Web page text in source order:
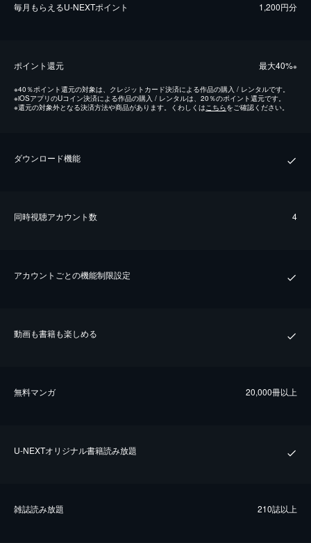
毎⽉もらえるU-NEXTポイント 1,200円分
ポイント還元 最⼤40%※
※40％ポイント還元の対象は、クレジットカード決済による作品の購入 / レンタルです。
※iOSアプリのUコイン決済による作品の購入 / レンタルは、20％のポイント還元です。
※還元の対象外となる決済方法や商品があります。くわしくはこちらをご確認ください。
ダウンロード機能
同時視聴アカウント数 4
アカウントごとの機能制限設定
動画も書籍も楽しめる
無料マンガ 20,000冊以上
U-NEXTオリジナル書籍読み放題
雑誌読み放題 210誌以上